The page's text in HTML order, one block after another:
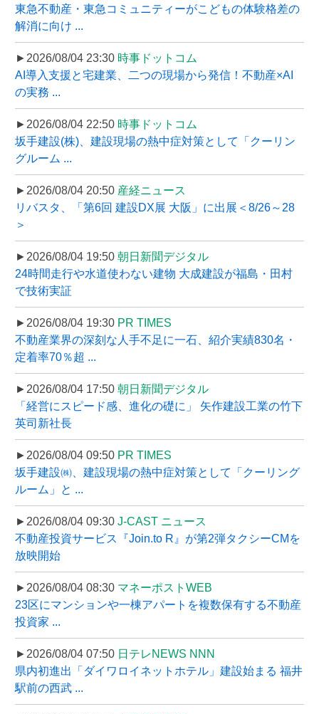
東急不動産・東急コミュニティーがこどもの体験格差の
解消に向け ...
►2026/08/04 23:30 時事ドットコム
AI導入支援と宅建業、二つの現場から発信！不動産×AI
の実務 ...
►2026/08/04 22:50 時事ドットコム
坂手建設(株)、建設現場の熱中症対策として「クーリン
グルーム ...
►2026/08/04 20:50 産経ニュース
リバスタ、「第6回 建設DX展 大阪」に出展＜8/26～28
＞
►2026/08/04 19:50 朝日新聞デジタル
24時間走行や水道使わない建物 大成建設が福島・田村
で技術実証
►2026/08/04 19:30 PR TIMES
不動産業界の深刻な人手不足に一石、紹介実績830名・
定着率70％超 ...
►2026/08/04 17:50 朝日新聞デジタル
「経営にスピード感、進化の礎に」 矢作建設工業の竹下
英司新社長
►2026/08/04 09:50 PR TIMES
坂手建設㈱、建設現場の熱中症対策として「クーリング
ルーム」と ...
►2026/08/04 09:30 J-CAST ニュース
不動産投資サービス『Join.to R』が第2弾タクシーCMを
放映開始
►2026/08/04 08:30 マネーポストWEB
23区にマンションや一棟アパートを複数保有する不動産
投資家 ...
►2026/08/04 07:50 日テレNEWS NNN
県内初進出「ダイワロイネットホテル」建設始まる 福井
駅前の西武 ...